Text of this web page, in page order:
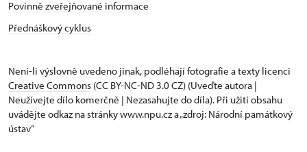
Povinně zveřejňované informace
Přednáškový cyklus
Není-li výslovně uvedeno jinak, podléhají fotografie a texty licenci
Creative Commons (CC BY-NC-ND 3.0 CZ) (Uveďte autora |
Neužívejte dílo komerčně | Nezasahujte do díla). Při užití obsahu
uvádějte odkaz na stránky www.npu.cz a „zdroj: Národní památkový
ústav“